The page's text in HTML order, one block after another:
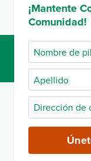
¡Mantente
Comunidad!
Nombre
de
pila
Apellido
Dirección
de
electrónico